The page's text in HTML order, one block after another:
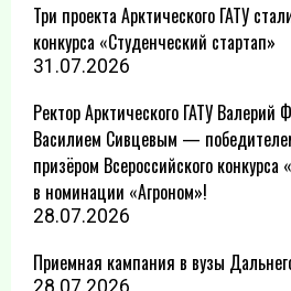
Три проекта Арктического ГАТУ
конкурса «Студенческий стартап»
31.07.2026
Ректор Арктического ГАТУ Валерий
Василием Сивцевым —
призёром Всероссийского
в номинации «Агроном»!
28.07.2026
Приемная кампания в вузы
28.07.2026